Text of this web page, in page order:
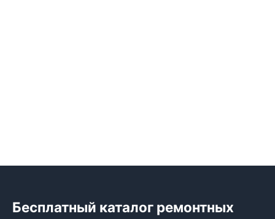
Бесплатный каталог ремонтных